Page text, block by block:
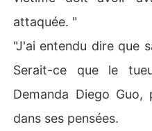
attaquée. "
"J'ai entendu dire que
Serait-ce que le
Demanda Diego Guo,
dans ses pensées.